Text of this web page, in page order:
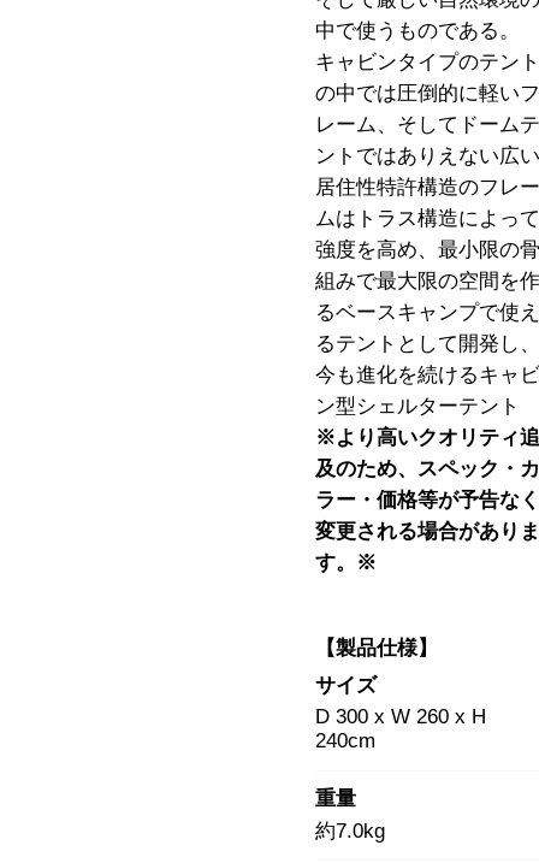
中で使うものである。
キャビンタイプのテン
の中では圧倒的に軽い
レーム、そしてドーム
ントではありえない広
居住性特許構造のフレ
ムはトラス構造によっ
強度を高め、最小限の
組みで最大限の空間を
るベースキャンプで使
るテントとして開発し
今も進化を続けるキャ
ン型シェルターテント
※より高いクオリティ
及のため、スペック・
ラー・価格等が予告な
変更される場合があり
す。※
【製品仕様】
サイズ
D 300 x W 260 x H
240cm
重量
約7.0kg